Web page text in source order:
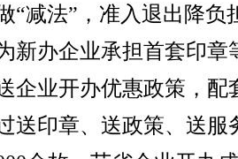
法”，准入退出降负
新办企业承担首套印章
企业开办优惠政策，配
送印章、送政策、送服